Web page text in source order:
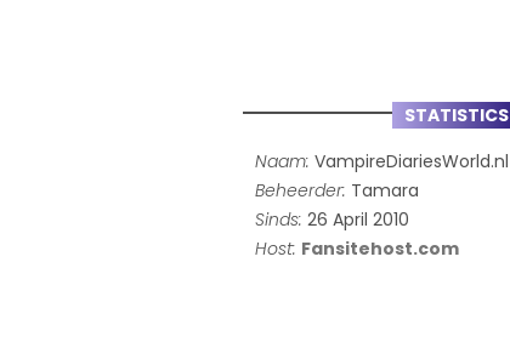
STATISTICS
Naam: VampireDiariesWorld.nl
Beheerder: Tamara
Sinds: 26 April 2010
Host: Fansitehost.com